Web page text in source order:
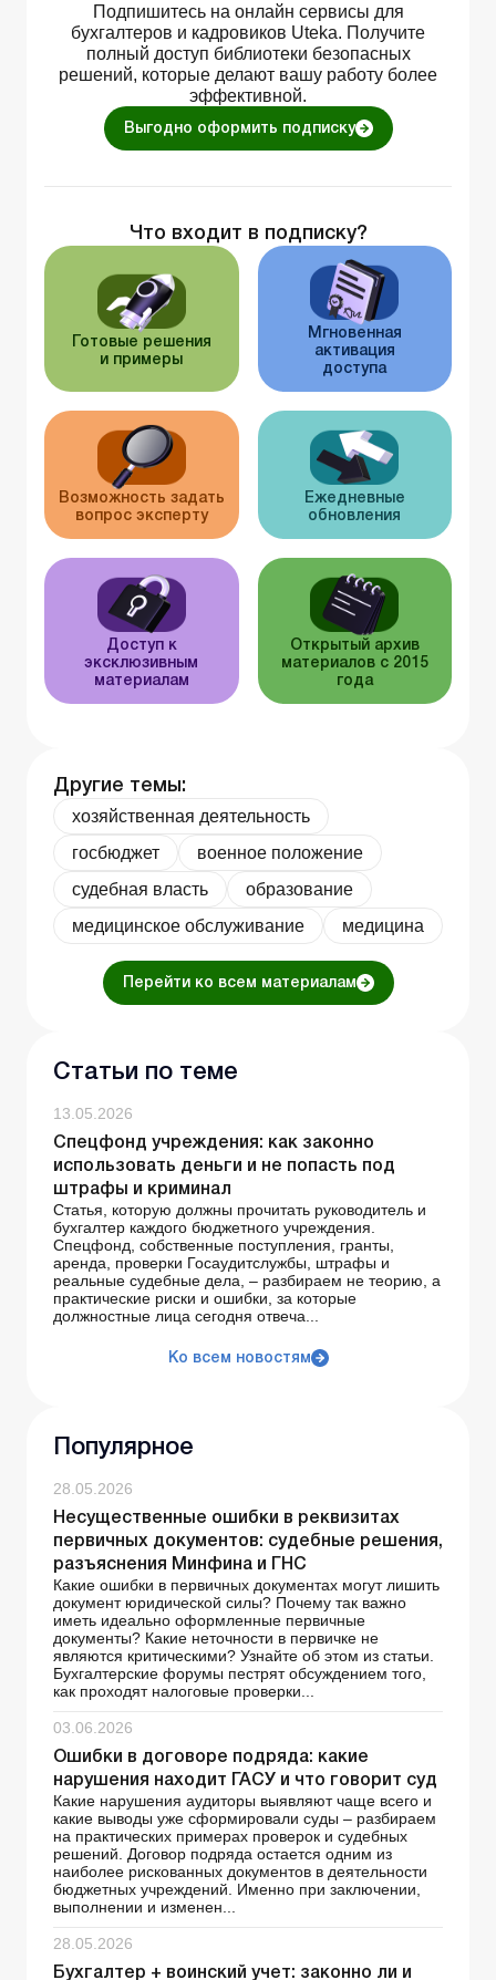
Подпишитесь на онлайн сервисы для
бухгалтеров и кадровиков Uteka. Получите
полный доступ библиотеки безопасных
решений, которые делают вашу работу более
эффективной.
Выгодно оформить подписку
Что входит в подписку?
Готовые решения
и примеры
Мгновенная
активация
доступа
Возможность задать
вопрос эксперту
Ежедневные
обновления
Доступ к
эксклюзивным
материалам
Открытый архив
материалов с 2015
года
Другие темы:
хозяйственная деятельность
госбюджет
военное положение
судебная власть
образование
медицинское обслуживание
медицина
Перейти ко всем материалам
Статьи по теме
13.05.2026
Спецфонд учреждения: как законно
использовать деньги и не попасть под
штрафы и криминал
Статья, которую должны прочитать руководитель и
бухгалтер каждого бюджетного учреждения.
Спецфонд, собственные поступления, гранты,
аренда, проверки Госаудитслужбы, штрафы и
реальные судебные дела, – разбираем не теорию, а
практические риски и ошибки, за которые
должностные лица сегодня отвеча...
Ко всем новостям
Популярное
28.05.2026
Несущественные ошибки в реквизитах
первичных документов: судебные решения,
разъяснения Минфина и ГНС
Какие ошибки в первичных документах могут лишить
документ юридической силы? Почему так важно
иметь идеально оформленные первичные
документы? Какие неточности в первичке не
являются критическими? Узнайте об этом из статьи.
Бухгалтерские форумы пестрят обсуждением того,
как проходят налоговые проверки...
03.06.2026
Ошибки в договоре подряда: какие
нарушения находит ГАСУ и что говорит суд
Какие нарушения аудиторы выявляют чаще всего и
какие выводы уже сформировали суды – разбираем
на практических примерах проверок и судебных
решений. Договор подряда остается одним из
наиболее рискованных документов в деятельности
бюджетных учреждений. Именно при заключении,
выполнении и изменен...
28.05.2026
Бухгалтер + воинский учет: законно ли и